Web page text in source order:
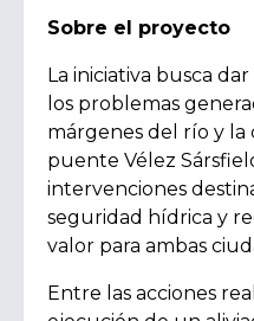
Sobre el proyecto
La iniciativa busca
los problemas
márgenes del río y
puente Vélez
intervenciones
seguridad hídrica y
valor para ambas
Entre las acciones